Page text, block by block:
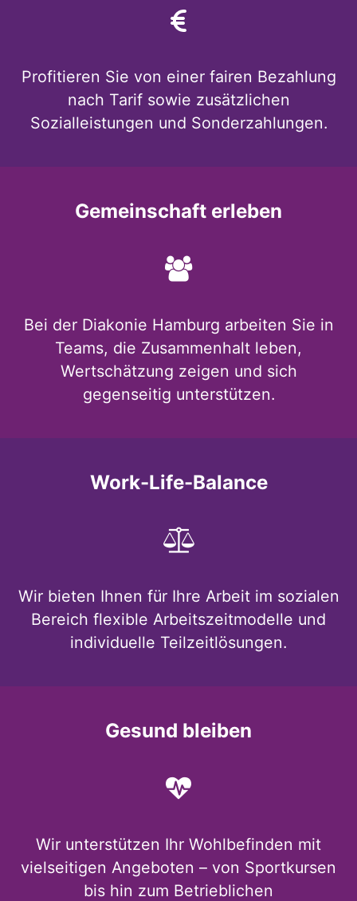
Profitieren Sie von einer fairen Bezahlung
nach Tarif sowie zusätzlichen
Sozialleistungen und Sonderzahlungen.
Gemeinschaft erleben
Bei der Diakonie Hamburg arbeiten Sie in
Teams, die Zusammenhalt leben,
Wertschätzung zeigen und sich
gegenseitig unterstützen.
Work-Life-Balance
Wir bieten Ihnen für Ihre Arbeit im sozialen
Bereich flexible Arbeitszeitmodelle und
individuelle Teilzeitlösungen.
Gesund bleiben
Wir unterstützen Ihr Wohlbefinden mit
vielseitigen Angeboten – von Sportkursen
bis hin zum Betrieblichen